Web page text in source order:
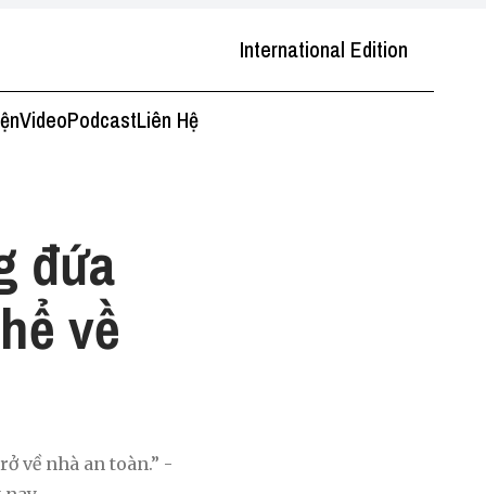
International Edition
VideoPodcastLiên Hệ
đứa
về
về nhà an toàn.” -